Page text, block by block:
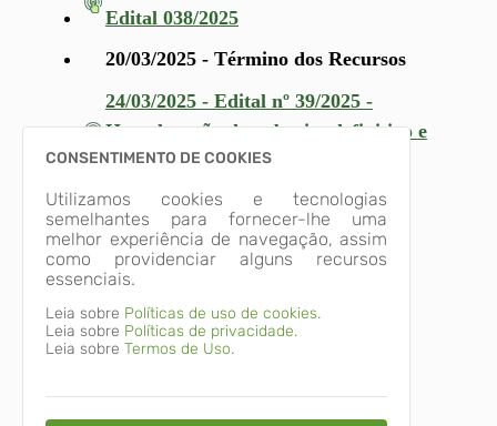
Edital 038/2025
20/03/2025 - Término dos Recursos
24/03/2025 - Edital nº 39/2025 -
Homologação do gabarito definitivo e
classificação provisória
25/03/2025 - Início dos Recursos ao
Edital 039/2025
26/03/2025 - Término dos Recursos
28/03/2025 - Edital nº 45/2025 -
Homologação resultado final
04/04/2025 - Edital nº 48/2025 -
CONSENTIMENTO DE COOKIES
Utilizamos cookies e tecnologias
semelhantes para fornecer-lhe uma
melhor experiência de navegação, assim
como providenciar alguns recursos
essenciais.
Leia sobre Políticas de uso de cookies.
Leia sobre Políticas de privacidade.
Leia sobre Termos de Uso.